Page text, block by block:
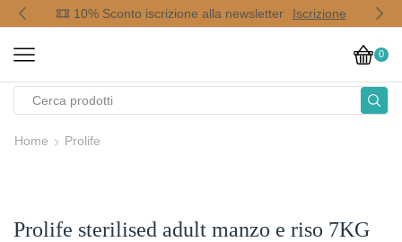
10% Sconto iscrizione alla newsletter Iscrizione
0
Home Prolife
Prolife sterilised adult manzo e riso 7KG